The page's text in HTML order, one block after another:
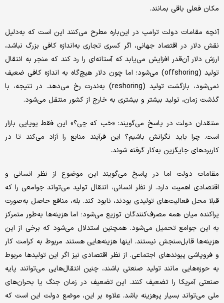
مکان فعلی باقی بمانند.
آنچه مقامات دولت ترامپ در این‌باره مطرح می‌کنند این است که به‌دلیل
نقش دلار در اقتصاد جهانی، اگر کسری تجاری به‌اندازه کافی بزرگ نباشد،
ارزش دلار آن‌قدر افزایش می‌یابد که آستانه‌ای را رد کند که منجر به انتقال
تولید (offshoring) می‌شود؛ اما چون دلار هیچ‌گاه به اندازه کافی ضعیف
نمی‌شود، بازگشت تولید (reshoring) به‌ندرت رخ می‌دهد. در نتیجه، با
گذشت زمان، تولید بیشتر و بیشتری به خارج از کشور منتقل می‌شود.
منتقدان دولت در پاسخ می‌گویند: «خب که چی؟» این فقط پویایی بازار
است. چرا باید نگرانش باشیم؟ این فرآیند منابع را آزاد می‌کند تا در
کاربردهای جایگزین به‌کار گرفته شوند.
مقامات دولت اما در پاسخ می‌گویند این موضوع از نظر انسانی و
اقتصادی اهمیت دارد. از نظر انسانی، انتقال تولید می‌تواند جوامعی را که
قبلا محل فعالیت‌های تولیدی بودند، نابود کند. بله، منافع حاصل به‌صورت
پراکنده میان همه مصرف‌کنندگان توزیع می‌شود؛ اما هزینه‌ها به‌طور متمرکز
به این جوامع تحمیل می‌شود. همچنین استدلال می‌شود که برخی از این
هزینه‌ها قابل‌سنجش نیستند. اینها هزینه‌هایی هستند مربوط به کرامت کار
و فروپاشی پیوندهای اجتماعی. از نظر اقتصادی نیز اگر این تولیدها مربوط
به حوزه‌هایی مانند تولید صنعتی باشند، چنین انتقال‌هایی می‌توانند پایه
صنعتی آمریکا را تضعیف کنند. این تضعیف در زمان جنگ یا بحران‌های
ملی می‌تواند بسیار پرهزینه باشد. علاوه بر این، موضع دولت این است که